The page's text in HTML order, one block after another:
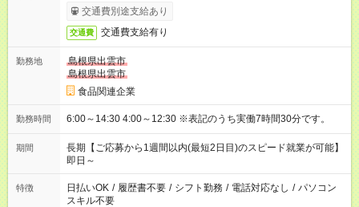
交通費別途支給あり
交通費 交通費支給有り
勤務地
島根県出雲市
島根県出雲市
食品関連企業
勤務時間 6:00～14:30 4:00～12:30 ※表記のうち実働7時間30分です。
期間
長期【ご応募から1週間以内(最短2日目)のスピード就業が可能】
即日～
特徴 日払いOK / 履歴書不要 / シフト勤務 / 電話対応なし / パソコン
スキル不要